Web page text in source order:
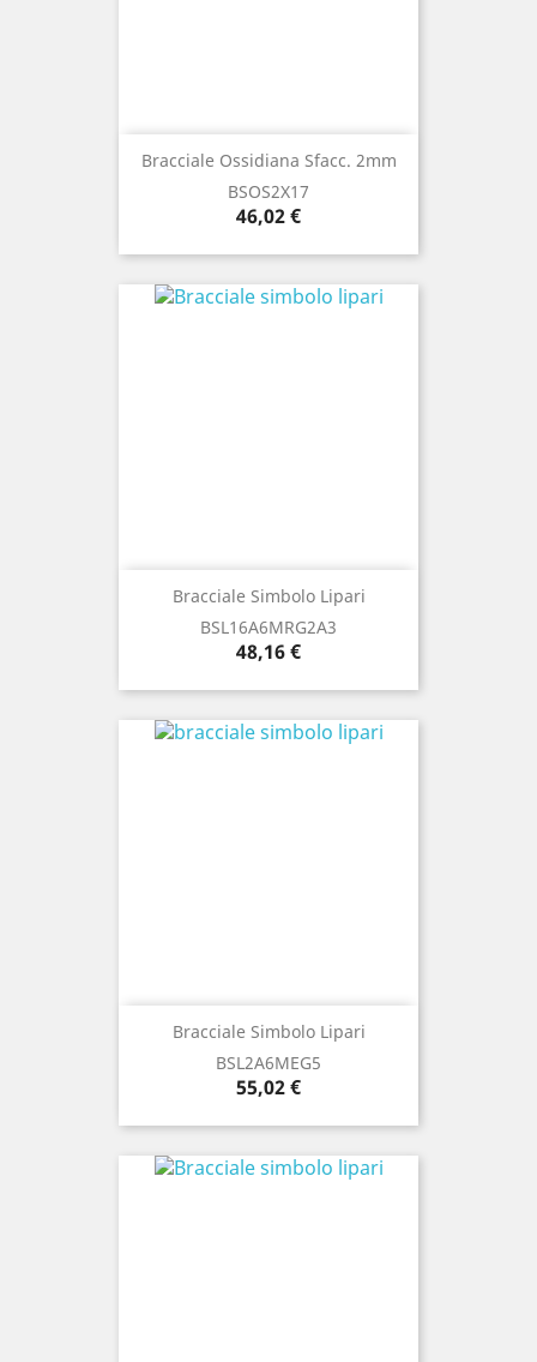
Bracciale Ossidiana Sfacc. 2mm
BSOS2X17
Prezzo
46,02 €
Bracciale Simbolo Lipari
BSL16A6MRG2A3
Prezzo
48,16 €
Bracciale Simbolo Lipari
BSL2A6MEG5
Prezzo
55,02 €